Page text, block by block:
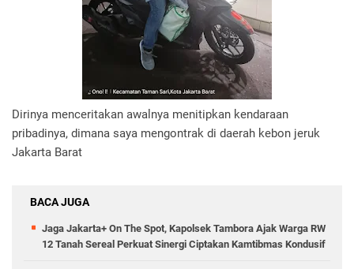
Dirinya menceritakan awalnya menitipkan kendaraan
pribadinya, dimana saya mengontrak di daerah kebon jeruk
Jakarta Barat
BACA JUGA
Jaga Jakarta+ On The Spot, Kapolsek Tambora Ajak Warga RW
12 Tanah Sereal Perkuat Sinergi Ciptakan Kamtibmas Kondusif